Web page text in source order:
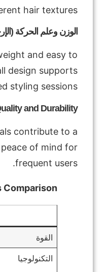
hair textures.
الوزن وعلم الحركة
and easy to
design supports
styling sessions.
and Durability
contribute to a
of mind for
frequent users.
القوة
التكنولوجيا